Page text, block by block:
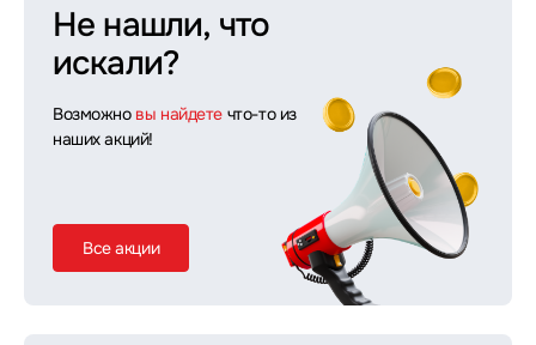
Не нашли, что
искали?
Возможно вы найдете что-то из
наших акций!
Все акции